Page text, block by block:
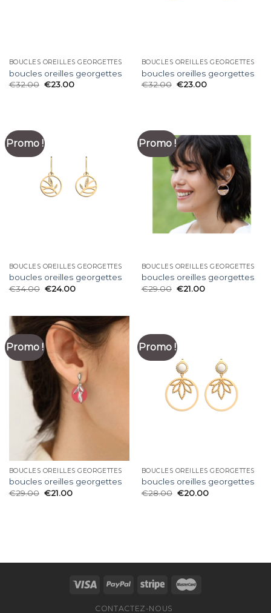
BOUCLES OREILLES GEORGETTES
boucles oreilles georgettes
€32.00 €23.00
BOUCLES OREILLES GEORGETTES
boucles oreilles georgettes
€32.00 €23.00
Promo !
BOUCLES OREILLES GEORGETTES
boucles oreilles georgettes
€34.00 €24.00
Promo !
BOUCLES OREILLES GEORGETTES
boucles oreilles georgettes
€29.00 €21.00
Promo !
BOUCLES OREILLES GEORGETTES
boucles oreilles georgettes
€29.00 €21.00
Promo !
BOUCLES OREILLES GEORGETTES
boucles oreilles georgettes
€28.00 €20.00
CONTACTEZ-NOUS